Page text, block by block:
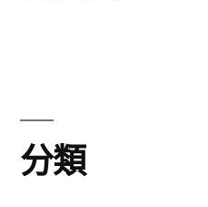
分類